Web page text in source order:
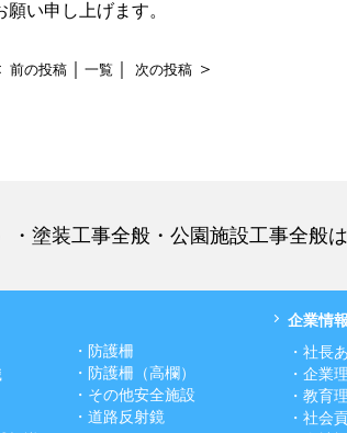
い申し上げます。
前の投稿 一覧 次の投稿 ＞
塗装工事全般・公園施設工事全般
・防護柵
・防護柵（高欄）
・その他安全施設
・道路反射鏡
企業情報
・社長
・企業
・教育
・社会